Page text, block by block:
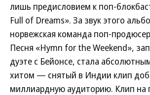
лишь предисловием к поп-
Full of Dreams». За звук этого
норвежская команда поп-
Песня «Hymn for the Weekend»,
дуэте с Бейонсе, стала
хитом — снятый в Индии клип
миллиардную аудиторию. Клип на